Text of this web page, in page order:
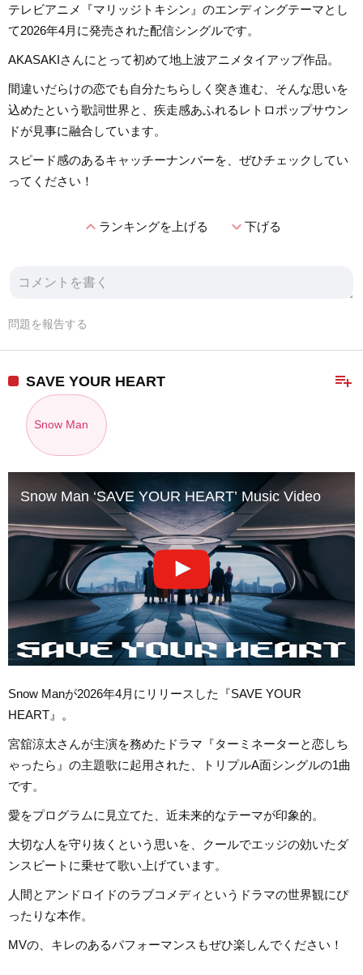
テレビアニメ『マリッジトキシン』のエンディングテーマとし
て2026年4月に発売された配信シングルです。
AKASAKIさんにとって初めて地上波アニメタイアップ作品。
間違いだらけの恋でも自分たちらしく突き進む、そんな思いを
込めたという歌詞世界と、疾走感あふれるレトロポップサウン
ドが見事に融合しています。
スピード感のあるキャッチーナンバーを、ぜひチェックしてい
ってください！
expand_lessランキングを上げる expand_more下げる
問題を報告する
playlist_add
SAVE YOUR HEART
Snow Man
Snow Man ‘SAVE YOUR HEART’ Music Video
Snow Manが2026年4月にリリースした『SAVE YOUR
HEART』。
宮舘涼太さんが主演を務めたドラマ『ターミネーターと恋しち
ゃったら』の主題歌に起用された、トリプルA面シングルの1曲
です。
愛をプログラムに見立てた、近未来的なテーマが印象的。
大切な人を守り抜くという思いを、クールでエッジの効いたダ
ンスビートに乗せて歌い上げています。
人間とアンドロイドのラブコメディというドラマの世界観にぴ
ったりな本作。
MVの、キレのあるパフォーマンスもぜひ楽しんでください！